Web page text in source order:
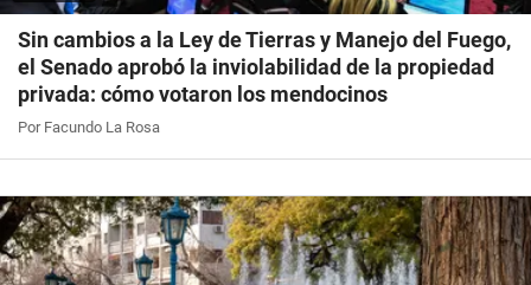
Sin cambios a la Ley de Tierras y Manejo del Fuego,
el Senado aprobó la inviolabilidad de la propiedad
privada: cómo votaron los mendocinos
Por Facundo La Rosa